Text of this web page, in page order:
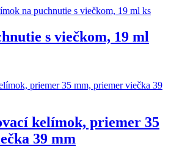
s viečkom, 19 ml
kelímok, priemer 35
39 mm